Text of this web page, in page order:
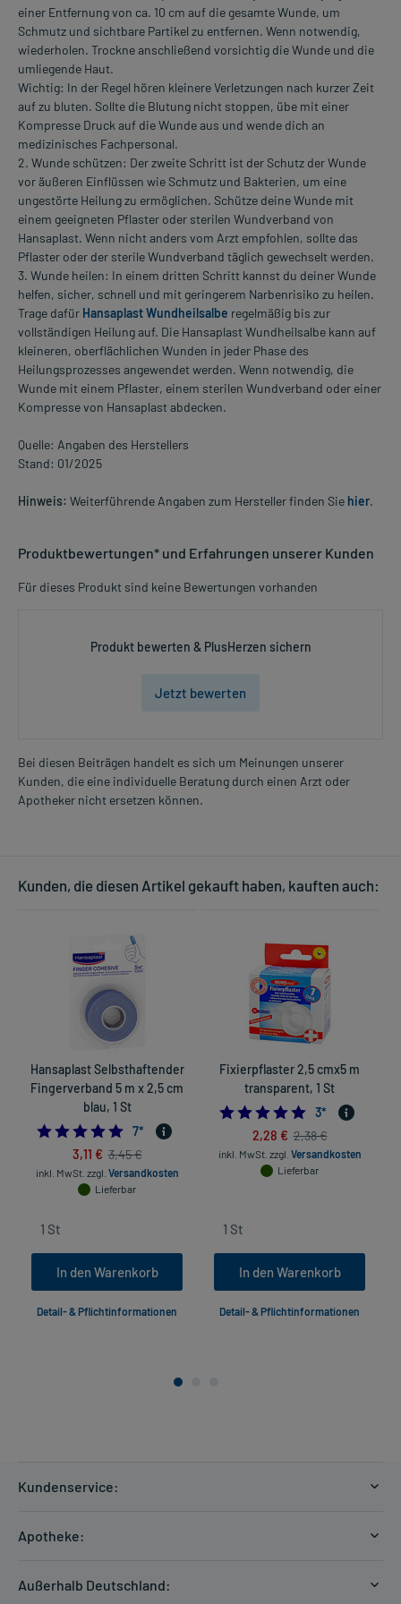
einer Entfernung von ca. 10 cm auf die gesamte Wunde, um
Schmutz und sichtbare Partikel zu entfernen. Wenn notwendig,
wiederholen. Trockne anschließend vorsichtig die Wunde und die
umliegende Haut.
Wichtig: In der Regel hören kleinere Verletzungen nach kurzer Zeit
auf zu bluten. Sollte die Blutung nicht stoppen, übe mit einer
Kompresse Druck auf die Wunde aus und wende dich an
medizinisches Fachpersonal.
2. Wunde schützen: Der zweite Schritt ist der Schutz der Wunde
vor äußeren Einflüssen wie Schmutz und Bakterien, um eine
ungestörte Heilung zu ermöglichen. Schütze deine Wunde mit
einem geeigneten Pflaster oder sterilen Wundverband von
Hansaplast. Wenn nicht anders vom Arzt empfohlen, sollte das
Pflaster oder der sterile Wundverband täglich gewechselt werden.
3. Wunde heilen: In einem dritten Schritt kannst du deiner Wunde
helfen, sicher, schnell und mit geringerem Narbenrisiko zu heilen.
Trage dafür Hansaplast Wundheilsalbe regelmäßig bis zur
vollständigen Heilung auf. Die Hansaplast Wundheilsalbe kann auf
kleineren, oberflächlichen Wunden in jeder Phase des
Heilungsprozesses angewendet werden. Wenn notwendig, die
Wunde mit einem Pflaster, einem sterilen Wundverband oder einer
Kompresse von Hansaplast abdecken.
Quelle: Angaben des Herstellers
Stand: 01/2025
Hinweis: Weiterführende Angaben zum Hersteller finden Sie hier.
Produktbewertungen* und Erfahrungen unserer Kunden
Für dieses Produkt sind keine Bewertungen vorhanden
Produkt bewerten & PlusHerzen sichern
Jetzt bewerten
Bei diesen Beiträgen handelt es sich um Meinungen unserer
Kunden, die eine individuelle Beratung durch einen Arzt oder
Apotheker nicht ersetzen können.
Kunden, die diesen Artikel gekauft haben, kauften auch:
Hansaplast Selbsthaftender
Fingerverband 5 m x 2,5 cm
blau, 1 St
4.714285714285714
7*
3,11 € 3,45 €
inkl. MwSt. zzgl. Versandkosten
Lieferbar
In den Warenkorb
Detail- & Pflichtinformationen
Fixierpflaster 2,5 cmx5 m
transparent, 1 St
5.0
3*
2,28 € 2,38 €
inkl. MwSt. zzgl. Versandkosten
Lieferbar
In den Warenkorb
Detail- & Pflichtinformationen
Kundenservice:
Zahlungsarten
Apotheke:
Außerhalb Deutschland: